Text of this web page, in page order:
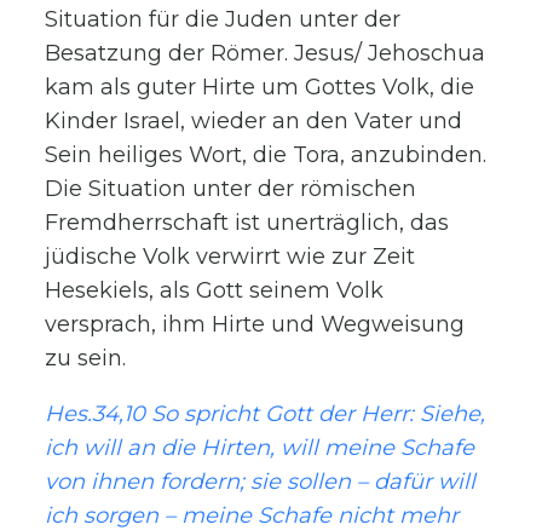
Situation für die Juden unter der
Besatzung der Römer. Jesus/ Jehoschua
kam als guter Hirte um Gottes Volk, die
Kinder Israel, wieder an den Vater und
Sein heiliges Wort, die Tora, anzubinden.
Die Situation unter der römischen
Fremdherrschaft ist unerträglich, das
jüdische Volk verwirrt wie zur Zeit
Hesekiels, als Gott seinem Volk
versprach, ihm Hirte und Wegweisung
zu sein.
Hes.34,10 So spricht Gott der Herr: Siehe,
ich will an die Hirten, will meine Schafe
von ihnen fordern; sie sollen – dafür will
ich sorgen – meine Schafe nicht mehr